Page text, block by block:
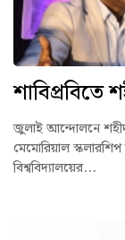
শাবিপ্রবিতে
জুলাই আন্দোলনে
মেমোরিয়াল
বিশ্ববিদ্যালয়ের...